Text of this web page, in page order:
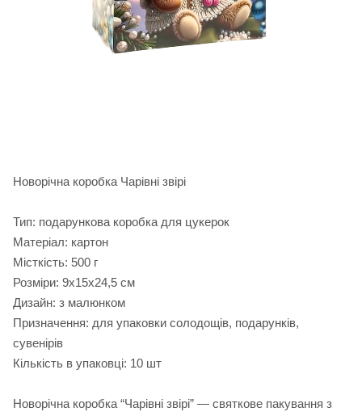
Новорічна коробка Чарівні звірі
Тип: подарункова коробка для цукерок
Матеріал: картон
Місткість: 500 г
Розміри: 9х15х24,5 см
Дизайн: з малюнком
Призначення: для упаковки солодощів, подарунків,
сувенірів
Кількість в упаковці: 10 шт
Новорічна коробка “Чарівні звірі” — святкове пакування з